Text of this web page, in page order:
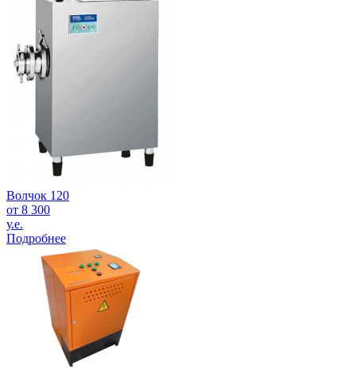
Волчок 120
от 8 300
у.е.
Подробнее